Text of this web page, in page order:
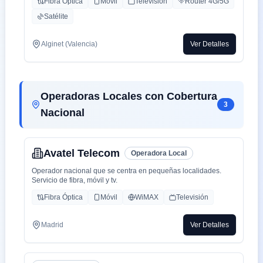
Satélite
Alginet (Valencia) Ver Detalles
Operadoras Locales con Cobertura
Nacional
3
Avatel Telecom Operadora Local
Operador nacional que se centra en pequeñas localidades.
Servicio de fibra, móvil y tv.
Fibra Óptica Móvil WiMAX Televisión
Madrid Ver Detalles